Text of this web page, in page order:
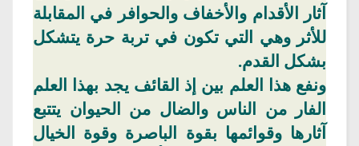
آثار الأقدام والأخفاف والحوافر في المقابلة
للأثر وهي التي تكون في تربة حرة يتشكل
بشكل القدم.
ونفع هذا العلم بين إذ القائف يجد بهذا العلم
الفار من الناس والضال من الحيوان يتتبع
آثارها وقوائمها بقوة
الباصرة وقوة الخيال